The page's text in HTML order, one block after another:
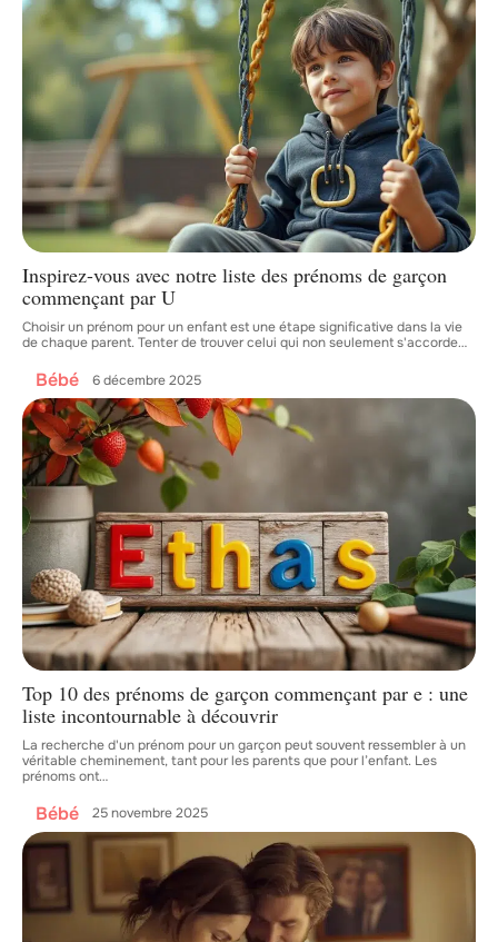
Inspirez-vous avec notre liste des prénoms de garçon
commençant par U
Choisir un prénom pour un enfant est une étape significative dans la vie
de chaque parent. Tenter de trouver celui qui non seulement s'accorde…
Bébé 6 décembre 2025
Top 10 des prénoms de garçon commençant par e : une
liste incontournable à découvrir
La recherche d'un prénom pour un garçon peut souvent ressembler à un
véritable cheminement, tant pour les parents que pour l’enfant. Les
prénoms ont…
Bébé 25 novembre 2025